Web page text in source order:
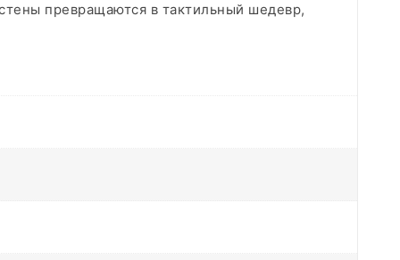
превращаются в тактильный шедевр,